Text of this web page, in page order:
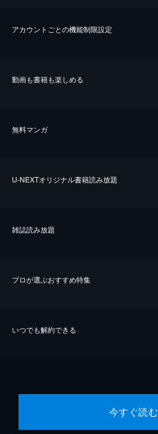
アカウントごとの機能制限設定
動画も書籍も楽しめる
無料マンガ
U-NEXTオリジナル書籍読み放題
雑誌読み放題
プロが選ぶおすすめ特集
いつでも解約できる
今すぐ読む